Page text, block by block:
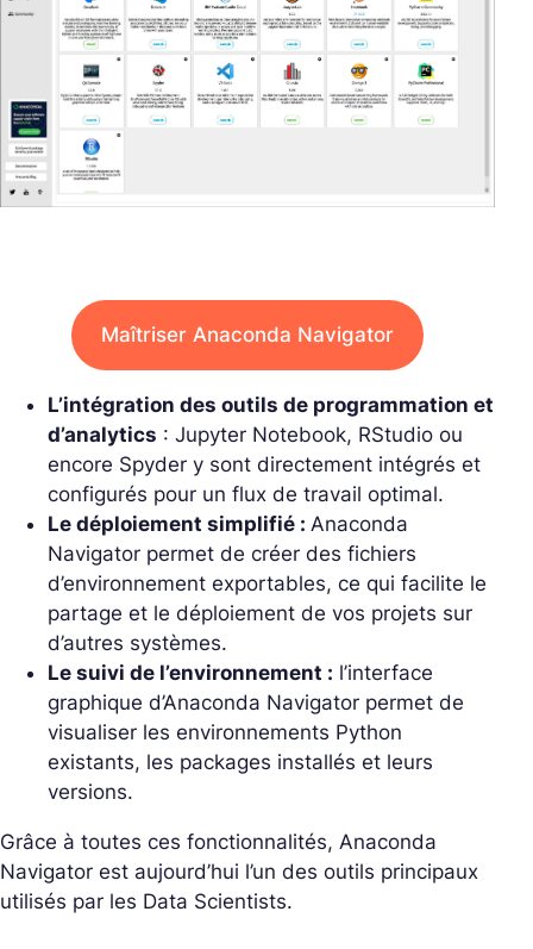
Maîtriser Anaconda Navigator
L’intégration des outils de programmation et
d’analytics : Jupyter Notebook, RStudio ou
encore Spyder y sont directement intégrés et
configurés pour un flux de travail optimal.
Le déploiement simplifié : Anaconda
Navigator permet de créer des fichiers
d’environnement exportables, ce qui facilite le
partage et le déploiement de vos projets sur
d’autres systèmes.
Le suivi de l’environnement : l’interface
graphique d’Anaconda Navigator permet de
visualiser les environnements Python
existants, les packages installés et leurs
versions.
Grâce à toutes ces fonctionnalités, Anaconda
Navigator est aujourd’hui l’un des outils principaux
utilisés par les Data Scientists.